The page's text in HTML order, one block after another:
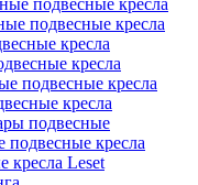
подвесные кресла
подвесные кресла
кресла
кресла
подвесные кресла
кресла
подвесные
подвесные кресла
кресла Leset